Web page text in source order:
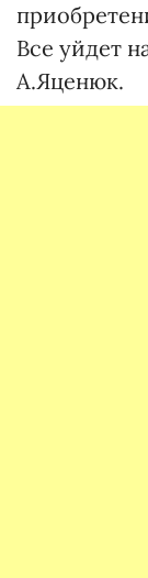
Все уйдет
А.Яценюк.